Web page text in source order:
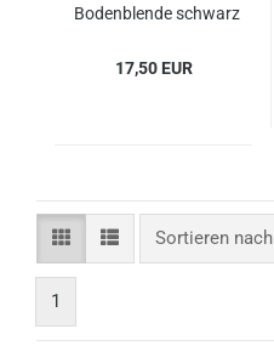
Bodenblende schwarz
17,50 EUR
Sortieren nach
Sortieren nach
1